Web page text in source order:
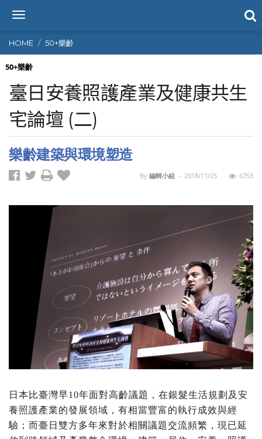
T
g
g
l
n
a
v
i
g
a
t
HOME 50+樂齡
50+樂齡
臺日安養照護產業及健康共生
宅論壇 (二)
樂齡建築與環境塑造
By 編輯小組 - 2018/11/25 6753
日本比臺灣早10年面對高齡議題，在銀髮生活規劃及安
養照護產業的發展領域，有相當豐富的執行成效與經
驗；而臺日雙方多年來對於相關議題交流頻繁，現已延